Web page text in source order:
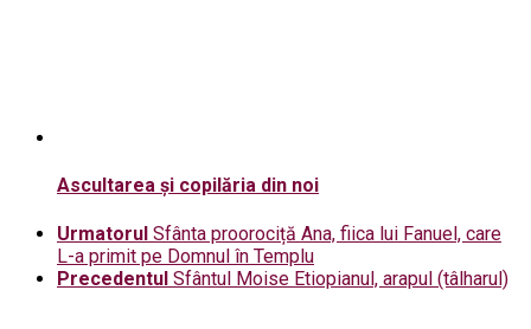
Ascultarea și copilăria din noi
Urmatorul Sfânta proorociță Ana, fiica lui Fanuel, care
L-a primit pe Domnul în Templu
Precedentul Sfântul Moise Etiopianul, arapul (tâlharul)